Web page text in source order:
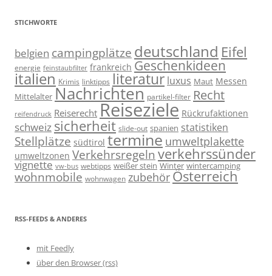
STICHWORTE
belgien campingplätze deutschland Eifel
energie feinstaubfilter frankreich Geschenkideen
italien Krimis linktipps literatur luxus Maut Messen
Mittelalter Nachrichten partikel-filter Recht
reifendruck Reiserecht Reiseziele Rückrufaktionen
schweiz sicherheit slide-out spanien statistiken
Stellplätze südtirol termine umweltplakette
umweltzonen Verkehrsregeln verkehrssünder
vignette vw-bus webtipps weißer stein Winter wintercamping
wohnmobile wohnwagen zubehör Österreich
RSS-FEEDS & ANDERES
mit Feedly
über den Browser (rss)